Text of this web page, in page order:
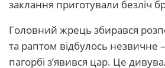
заклання приготували безліч
Головний жрець збирався
та раптом відбулось
пагорбі з’явився цар. Це